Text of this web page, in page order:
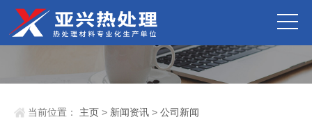
当前位置： 主页 > 新闻资讯 >公司新闻